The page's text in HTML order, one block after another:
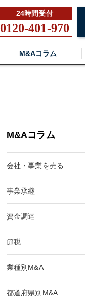
0120-401-970
M&Aコラム
M&Aコラム
会社・事業を売る
事業承継
資金調達
節税
業種別M&A
都道府県別M&A